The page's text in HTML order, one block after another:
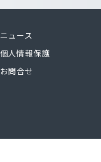
ニュース
個人情報保護
お問合せ